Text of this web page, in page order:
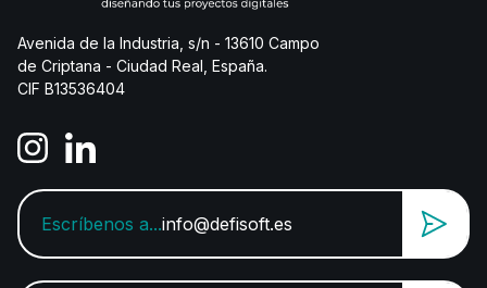
Avenida de la Industria, s/n - 13610 Campo
de Criptana - Ciudad Real, España.
CIF B13536404
Escríbenos a...info@defisoft.es